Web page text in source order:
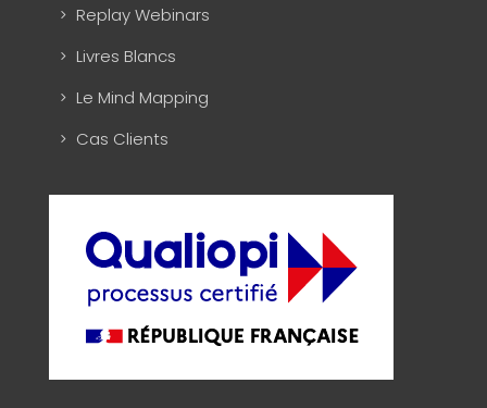
Replay Webinars
Livres Blancs
Le Mind Mapping
Cas Clients